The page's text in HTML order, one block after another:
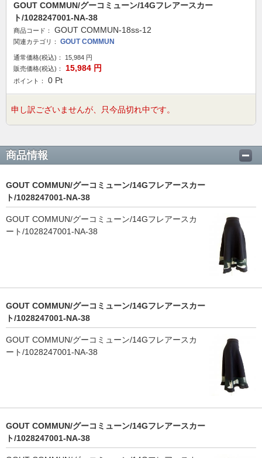
GOUT COMMUN/グーコミューン/14Gフレアースカー
ト/1028247001-NA-38
商品コード： GOUT COMMUN-18ss-12
関連カテゴリ： GOUT COMMUN
通常価格(税込)： 15,984 円
販売価格(税込)：
15,984 円
ポイント： 0 Pt
申し訳ございませんが、只今品切れ中です。
商品情報
GOUT COMMUN/グーコミューン/14Gフレアースカー
ト/1028247001-NA-38
GOUT COMMUN/グーコミューン/14Gフレアースカ
ート/1028247001-NA-38
GOUT COMMUN/グーコミューン/14Gフレアースカー
ト/1028247001-NA-38
GOUT COMMUN/グーコミューン/14Gフレアースカ
ート/1028247001-NA-38
GOUT COMMUN/グーコミューン/14Gフレアースカー
ト/1028247001-NA-38